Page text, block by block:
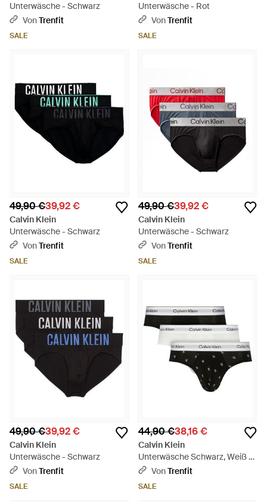
Unterwäsche - Schwarz
VonTrenfit
SALE
Unterwäsche - Rot
VonTrenfit
SALE
49,90 €39,92 €
Calvin Klein
Unterwäsche - Schwarz
VonTrenfit
SALE
49,90 €39,92 €
Calvin Klein
Unterwäsche - Schwarz
VonTrenfit
SALE
49,90 €39,92 €
Calvin Klein
Unterwäsche - Schwarz
VonTrenfit
SALE
44,90 €38,16 €
Calvin Klein
Unterwäsche Schwarz, Weiß -
Schwarz
VonTrenfit
SALE